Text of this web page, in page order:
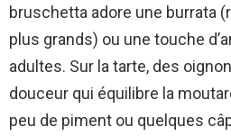
bruschetta adore une burrata
plus grands) ou une touche
adultes. Sur la tarte, des
douceur qui équilibre la
peu de piment ou quelques